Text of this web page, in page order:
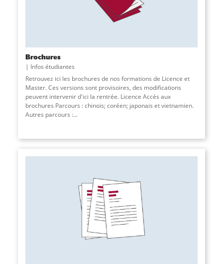
Brochures
Infos étudiantes
Retrouvez ici les brochures de nos formations de Licence et
Master. Ces versions sont provisoires, des modifications
peuvent intervenir d'ici la rentrée. Licence Accès aux
brochures Parcours : chinois; coréen; japonais et vietnamien.
Autres parcours :...